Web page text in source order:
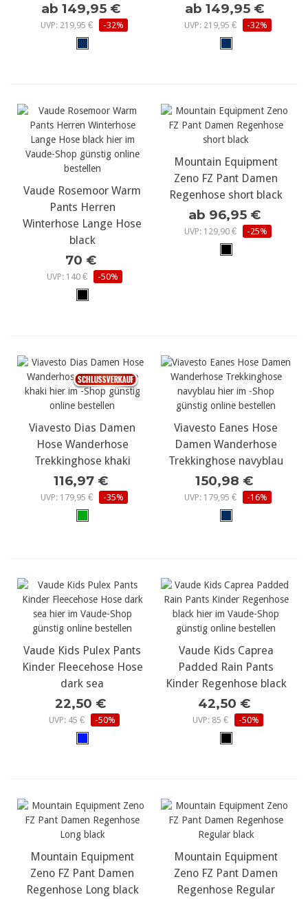
ab 149,95 €
UVP: 219,95 € -32%
ab 149,95 €
UVP: 219,95 € -32%
Vaude Rosemoor Warm
Pants Herren
Winterhose Lange Hose
black
70 €
UVP: 140 € -50%
Mountain Equipment
Zeno FZ Pant Damen
Regenhose short black
ab 96,95 €
UVP: 129,90 € -25%
Viavesto Dias Damen
Hose Wanderhose
Trekkinghose khaki
116,97 €
UVP: 179,95 € -35%
Viavesto Eanes Hose
Damen Wanderhose
Trekkinghose navyblau
150,98 €
UVP: 179,95 € -16%
Vaude Kids Pulex Pants
Kinder Fleecehose Hose
dark sea
22,50 €
UVP: 45 € -50%
Vaude Kids Caprea
Padded Rain Pants
Kinder Regenhose black
42,50 €
UVP: 85 € -50%
Mountain Equipment
Zeno FZ Pant Damen
Regenhose Long black
Mountain Equipment
Zeno FZ Pant Damen
Regenhose Regular